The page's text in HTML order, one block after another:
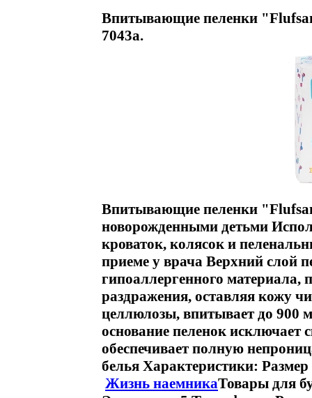
Впитывающие пеленки
7043a.
Впитывающие пеленки "Flufsan
новорожденными детьми
кроваток, колясок и
приеме у врача Верхний слой
гипоаллергенного материала,
раздражения, оставляя кожу
целлюлозы, впитывает до 900
основание пеленок исключает
обеспечивает полную
белья Характеристики:
Жизнь наемникаТовары для